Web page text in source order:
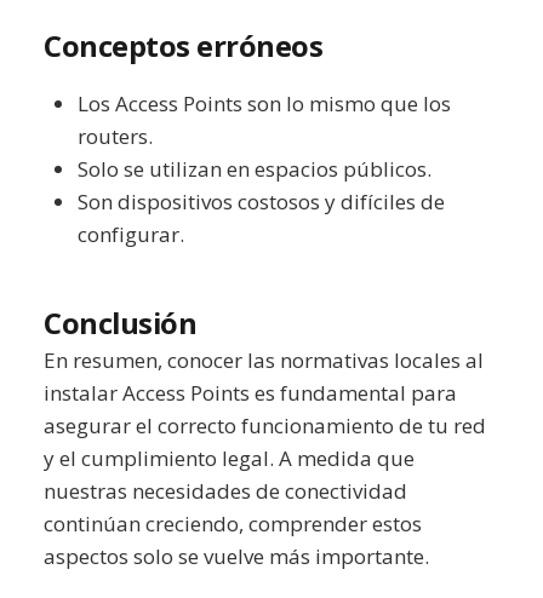
Conceptos erróneos
Los Access Points son lo mismo que los
routers.
Solo se utilizan en espacios públicos.
Son dispositivos costosos y difíciles de
configurar.
Conclusión
En resumen, conocer las normativas locales al
instalar Access Points es fundamental para
asegurar el correcto funcionamiento de tu red
y el cumplimiento legal. A medida que
nuestras necesidades de conectividad
continúan creciendo, comprender estos
aspectos solo se vuelve más importante.